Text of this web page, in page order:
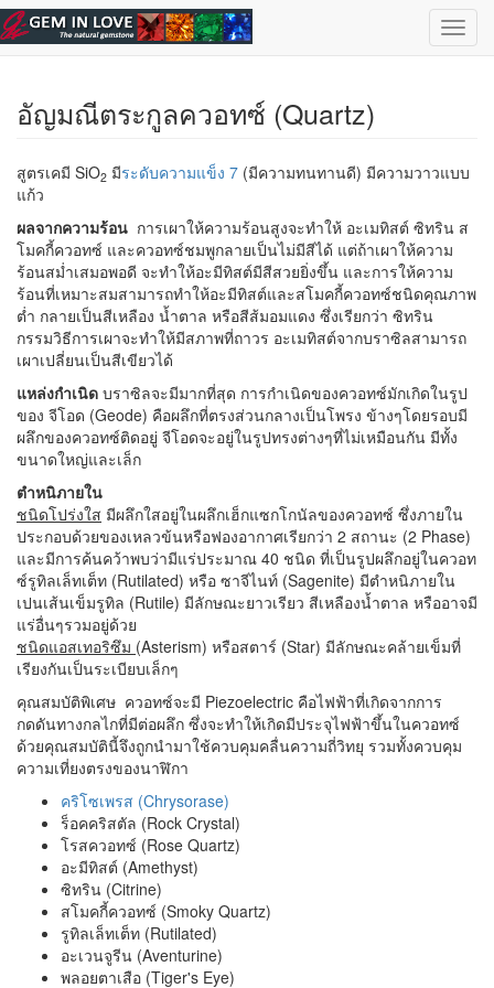
ข้ามไปยังเนื้อหาหลัก
เลือกอัญมณี English
อัญมณีตระกูลควอทซ์ (Quartz)
สูตรเคมี SiO2 มีระดับความแข็ง 7 (มีความทนทานดี) มีความวาวแบบ
แก้ว
ผลจากความร้อน การเผาให้ความร้อนสูงจะทำให้ อะเมทิสต์ ซิทริน ส
โมคกี้ควอทซ์ และควอทซ์ชมพูกลายเป็นไม่มีสีได้ แต่ถ้าเผาให้ความ
ร้อนสม่ำเสมอพอดี จะทำให้อะมีทิสต์มีสีสวยยิ่งขึ้น และการให้ความ
ร้อนที่เหมาะสมสามารถทำให้อะมีทิสต์และสโมคกี้ควอทซ์ชนิดคุณภาพ
ต่ำ กลายเป็นสีเหลือง น้ำตาล หรือสีส้มอมแดง ซึ่งเรียกว่า ซิทริน
กรรมวิธีการเผาจะทำให้มีสภาพที่ถาวร อะเมทิสต์จากบราซิลสามารถ
เผาเปลี่ยนเป็นสีเขียวได้
แหล่งกำเนิด บราซิลจะมีมากที่สุด การกำเนิดของควอทซ์มักเกิดในรูป
ของ จีโอด (Geode) คือผลึกที่ตรงส่วนกลางเป็นโพรง ข้างๆโดยรอบมี
ผลึกของควอทซ์ติดอยู่ จีโอดจะอยู่ในรูปทรงต่างๆที่ไม่เหมือนกัน มีทั้ง
ขนาดใหญ่และเล็ก
ตำหนิภายใน
ชนิดโปร่งใส มีผลึกใสอยู่ในผลึกเฮ็กแซกโกนัลของควอทซ์ ซึ่งภายใน
ประกอบด้วยของเหลวข้นหรือฟองอากาศเรียกว่า 2 สถานะ (2 Phase)
และมีการค้นคว้าพบว่ามีแร่ประมาณ 40 ชนิด ที่เป็นรูปผลึกอยู่ในควอท
ซ์รูทิลเล็ทเต็ท (Rutilated) หรือ ซาจีไนท์ (Sagenite) มีตำหนิภายใน
เปนเส้นเข็มรูทิล (Rutile) มีลักษณะยาวเรียว สีเหลืองน้ำตาล หรืออาจมี
แร่อื่นๆรวมอยู่ด้วย
ชนิดแอสเทอริซึม (Asterism) หรือสตาร์ (Star) มีลักษณะคล้ายเข็มที่
เรียงกันเป็นระเบียบเล็กๆ
คุณสมบัติพิเศษ ควอทซ์จะมี Piezoelectric คือไฟฟ้าที่เกิดจากการ
กดดันทางกลไกที่มีต่อผลึก ซึ่งจะทำให้เกิดมีประจุไฟฟ้าขึ้นในควอทซ์
ด้วยคุณสมบัตินี้จึงถูกนำมาใช้ควบคุมคลื่นความถี่วิทยุ รวมทั้งควบคุม
ความเที่ยงตรงของนาฬิกา
คริโซเพรส (Chrysorase)
ร็อคคริสตัล (Rock Crystal)
โรสควอทซ์ (Rose Quartz)
อะมีทิสต์ (Amethyst)
ซิทริน (Citrine)
สโมคกี้ควอทซ์ (Smoky Quartz)
รูทิลเล็ทเต็ท (Rutilated)
อะเวนจูรีน (Aventurine)
พลอยตาเสือ (Tiger's Eye)